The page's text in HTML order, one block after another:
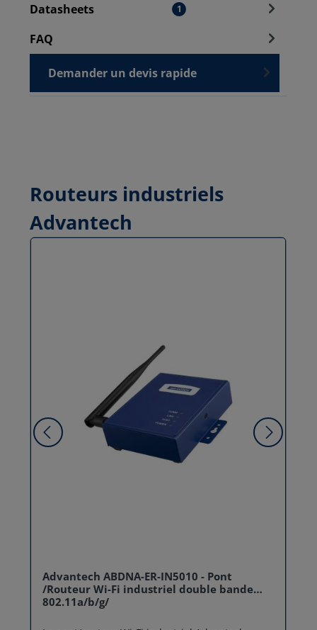
Datasheets
1
FAQ
Demander un devis rapide
Routeurs industriels
Advantech
Advantech ABDNA-ER-IN5010 - Pont
/Routeur Wi-Fi industriel double bande
802.11a/b/g/